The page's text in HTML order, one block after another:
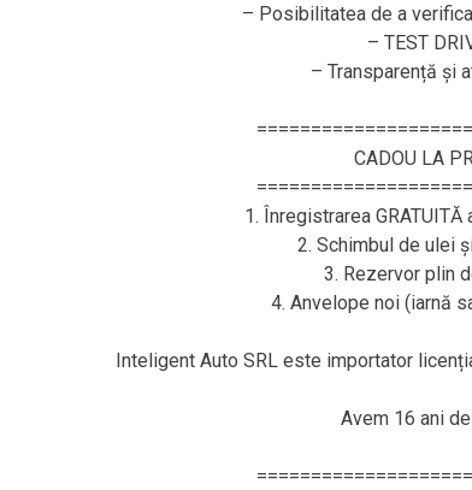
– Posibilitatea de a
– TEST
– Transparență și
CADOU LA
1. Înregistrarea
2. Schimbul de ulei
3. Rezervor plin
4. Anvelope noi (iarnă
Inteligent Auto SRL este importator
Avem 16 ani